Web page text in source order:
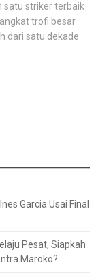
satu striker terbaik
trofi besar
dari satu dekade
Garcia Usai Final
Pesat, Siapkah
Maroko?